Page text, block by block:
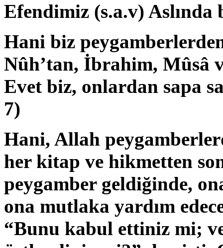
Efendimiz (s.a.v)
Hani biz
Nûh’tan, İbrahim, Mûsâ
Evet biz, onlardan sapa
7)
Hani, Allah
her kitap ve hikmetten
peygamber geldiğinde,
ona mutlaka yardım
“Bunu kabul ettiniz mi;